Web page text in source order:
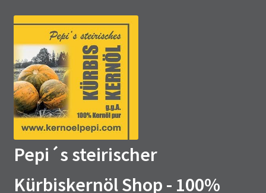
Zur
Navigation
springen
Zum
springen
Pepi´s steirischer
Kürbiskernöl Shop - 100%